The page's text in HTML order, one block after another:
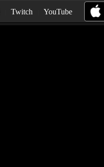
Twitch YouTube